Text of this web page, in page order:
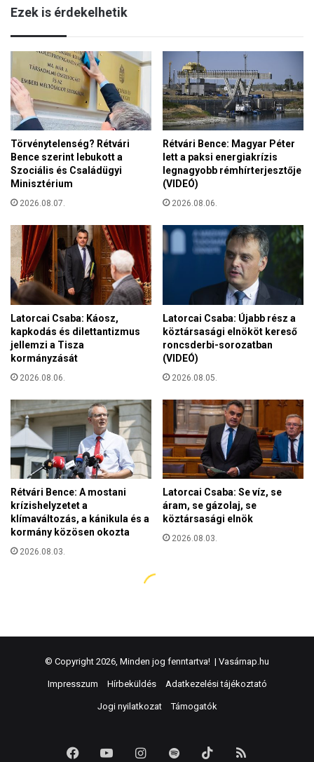
© Copyright 2026, Minden jog fenntartva! | Vasárnap.hu
Impresszum Hírbeküldés Adatkezelési tájékoztató
Jogi nyilatkozat Támogatók
FacebookYouTubeInstagram
Spotify TikTok